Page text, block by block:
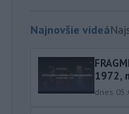
Najnovšie videá
1972,
dnes